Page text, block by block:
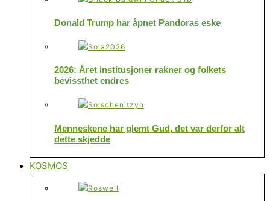
Donald Trump har åpnet Pandoras eske
2026: Året institusjoner rakner og folkets
bevissthet endres
Menneskene har glemt Gud, det var derfor alt
dette skjedde
KOSMOS